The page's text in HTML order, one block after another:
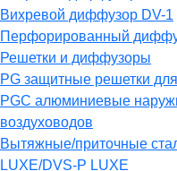
Вихревой диффузор DV-1
Перфорированный
Решетки и диффузоры
PG защитные решетки
PGC алюминиевые
воздуховодов
Вытяжные/приточные
LUXE/DVS-P LUXE